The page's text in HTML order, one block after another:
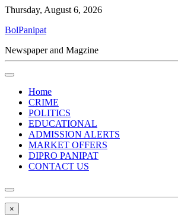
Thursday, August 6, 2026
BolPanipat
Newspaper and Magzine
Home
CRIME
POLITICS
EDUCATIONAL
ADMISSION ALERTS
MARKET OFFERS
DIPRO PANIPAT
CONTACT US
×